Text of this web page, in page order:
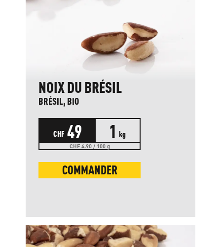
NOIX DU BRÉSIL
BRÉSIL, BIO
CHF 49 1 kg
CHF 4.90 / 100 g
COMMANDER